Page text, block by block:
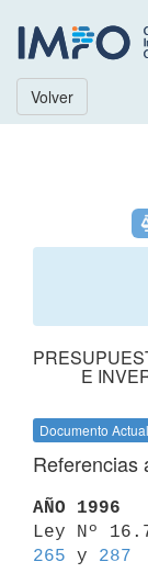
Volver
E
Documento
Referencias
AÑO 1996
265 y 287